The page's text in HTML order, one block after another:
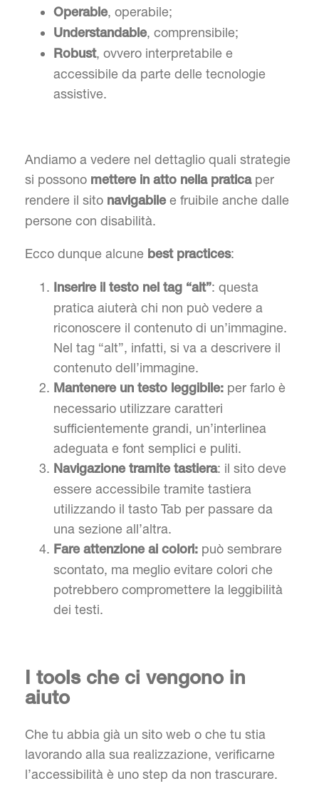
Operable, operabile;
Understandable, comprensibile;
Robust, ovvero interpretabile e
accessibile da parte delle tecnologie
assistive.
Andiamo a vedere nel dettaglio quali strategie
si possono mettere in atto nella pratica per
rendere il sito navigabilee fruibile anche dalle
persone con disabilità.
Ecco dunque alcune best practices:
Inserire il testo nel tag “alt”: questa
pratica aiuterà chi non può vedere a
riconoscere il contenuto di un’immagine.
Nel tag “alt”, infatti, si va a descrivere il
contenuto dell’immagine.
Mantenere un testo leggibile: per farlo è
necessario utilizzare caratteri
sufficientemente grandi, un’interlinea
adeguata e font semplici e puliti.
Navigazione tramite tastiera: il sito deve
essere accessibile tramite tastiera
utilizzando il tasto Tab per passare da
una sezione all’altra.
Fare attenzione ai colori: può sembrare
scontato, ma meglio evitare colori che
potrebbero compromettere la leggibilità
dei testi.
I tools che ci vengono in
aiuto
Che tu abbia già un sito web o che tu stia
lavorando alla sua realizzazione, verificarne
l’accessibilità è uno step da non trascurare.